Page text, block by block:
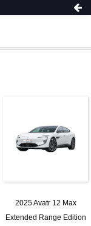
2025 Avatr 12 Max
Extended Range Edition